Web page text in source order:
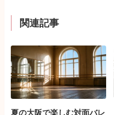
関連記事
夏の大阪で楽しむ対面バレ